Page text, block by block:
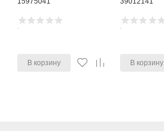
В корзину В корзину